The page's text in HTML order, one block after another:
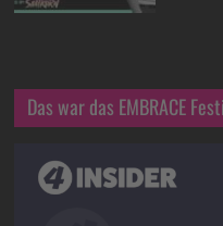
Das war das EMBRACE